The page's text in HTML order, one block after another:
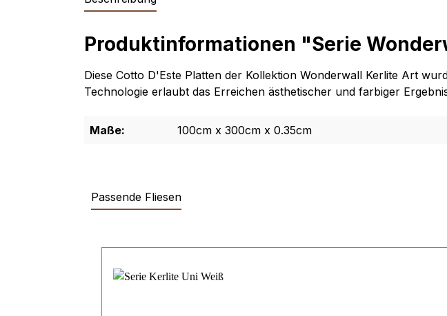
Produktinformationen "Serie
Diese Cotto D'Este Platten der Kollektion Wonderwall Kerlite Art
Technologie erlaubt das Erreichen ästhetischer und farbiger
Maße: 100cm x 300cm x 0.35cm
Passende Fliesen